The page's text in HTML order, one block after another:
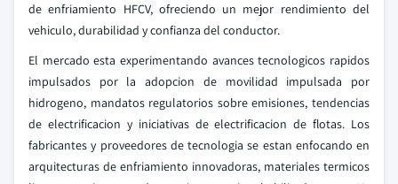
de enfriamiento HFCV, ofreciendo un mejor rendimiento del
vehiculo, durabilidad y confianza del conductor.
El mercado esta experimentando avances tecnologicos rapidos
impulsados por la adopcion de movilidad impulsada por
hidrogeno, mandatos regulatorios sobre emisiones, tendencias
de electrificacion y iniciativas de electrificacion de flotas. Los
fabricantes y proveedores de tecnologia se estan enfocando en
arquitecturas de enfriamiento innovadoras, materiales termicos